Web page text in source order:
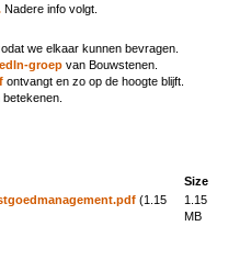
Nadere info volgt.
we elkaar kunnen bevragen.
groep van Bouwstenen.
ontvangt en zo op de hoogte blijft.
Size
(1.15
1.15
MB